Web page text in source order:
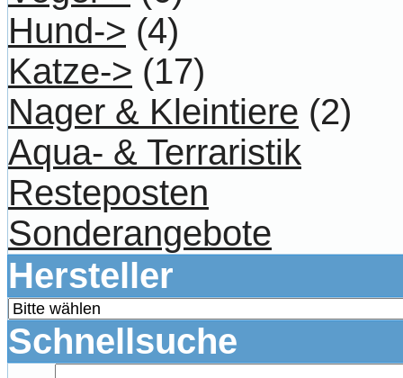
Hund-> (4)
Katze-> (17)
Nager & Kleintiere (2)
Aqua- & Terraristik
Resteposten
Sonderangebote
Hersteller
Schnellsuche